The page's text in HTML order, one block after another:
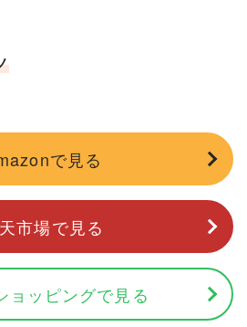
で見る
市場で見る
ョッピングで見る